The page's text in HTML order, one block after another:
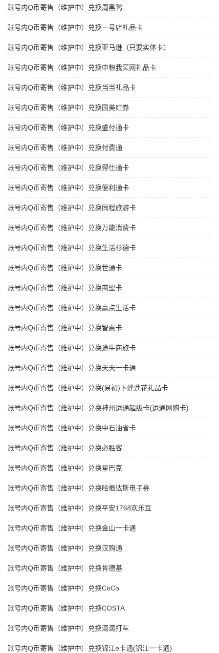
账号内Q币寄售（维护中）兑换周黑鸭
账号内Q币寄售（维护中）兑换一号店礼品卡
账号内Q币寄售（维护中）兑换亚马逊（只要实体卡）
账号内Q币寄售（维护中）兑换中粮我买网礼品卡
账号内Q币寄售（维护中）兑换当当礼品卡
账号内Q币寄售（维护中）兑换国美红券
账号内Q币寄售（维护中）兑换盛付通卡
账号内Q币寄售（维护中）兑换付费通
账号内Q币寄售（维护中）兑换得仕通卡
账号内Q币寄售（维护中）兑换便利通卡
账号内Q币寄售（维护中）兑换同程旅游卡
账号内Q币寄售（维护中）兑换万能消费卡
账号内Q币寄售（维护中）兑换生活杉德卡
账号内Q币寄售（维护中）兑换世通卡
账号内Q币寄售（维护中）兑换商盟卡
账号内Q币寄售（维护中）兑换赢点生活卡
账号内Q币寄售（维护中）兑换智惠卡
账号内Q币寄售（维护中）兑换途牛商旅卡
账号内Q币寄售（维护中）兑换天天一卡通
账号内Q币寄售（维护中）兑换(易初)卜蜂莲花礼品卡
账号内Q币寄售（维护中）兑换神州运通超级卡(运通网购卡)
账号内Q币寄售（维护中）兑换中石油省卡
账号内Q币寄售（维护中）兑换必胜客
账号内Q币寄售（维护中）兑换星巴克
账号内Q币寄售（维护中）兑换哈根达斯电子券
账号内Q币寄售（维护中）兑换平安1768欢乐豆
账号内Q币寄售（维护中）兑换金山一卡通
账号内Q币寄售（维护中）兑换汉购通
账号内Q币寄售（维护中）兑换肯德基
账号内Q币寄售（维护中）兑换CoCo
账号内Q币寄售（维护中）兑换COSTA
账号内Q币寄售（维护中）兑换滴滴打车
账号内Q币寄售（维护中）兑换锦江e卡通(锦江一卡通)